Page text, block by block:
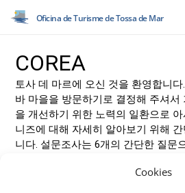
Cookies
Oficina de Turisme de Tossa de Mar